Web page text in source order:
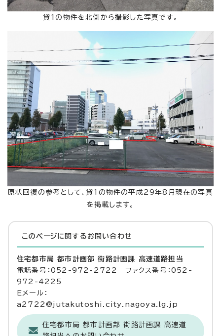
貸1の物件を北側から撮影した写真です。
原状回復の参考として、貸1の物件の平成29年8月現在の写真
を掲載します。
このページに関する お問い合わせ
住宅都市局 都市計画部 街路計画課 高速道路担当
電話番号：052-972-2722 ファクス番号：052-
972-4225
Eメール：
a2722@jutakutoshi.city.nagoya.lg.jp
住宅都市局 都市計画部 街路計画課 高速道